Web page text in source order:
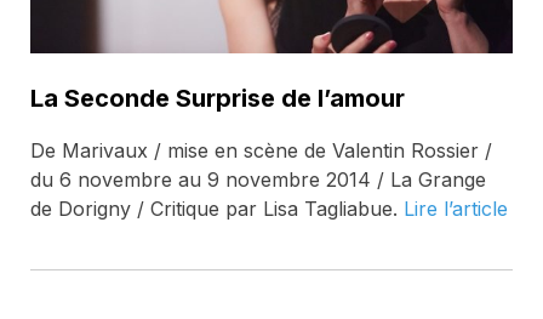
La Seconde Surprise de l’amour
De Marivaux / mise en scène de Valentin Rossier /
du 6 novembre au 9 novembre 2014 / La Grange
de Dorigny / Critique par Lisa Tagliabue. Lire l’article